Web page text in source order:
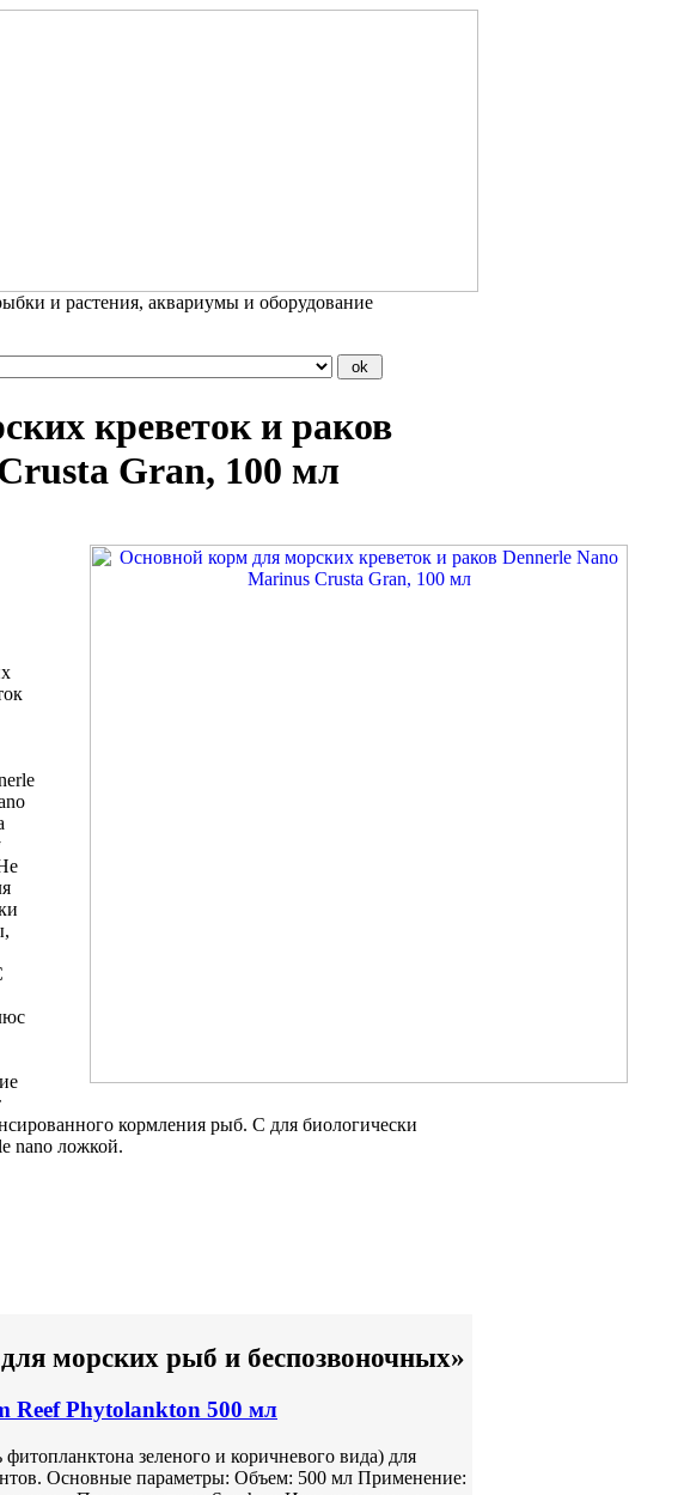
и растения, аквариумы и оборудование
креветок и раков
Gran, 100 мл
кормления рыб. С для биологически
nano ложкой.
морских рыб и беспозвоночных»
Reef Phytolankton 500 мл
зеленого и коричневого вида) для
Основные параметры: Объем: 500 мл Применение: